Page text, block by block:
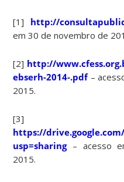
[1] http://
em 30 de novembro de
[2] http://
ebserh-2014-.pdf–
2015.
[3]
https://drive.google.com/
usp=sharing– acesso
2015.